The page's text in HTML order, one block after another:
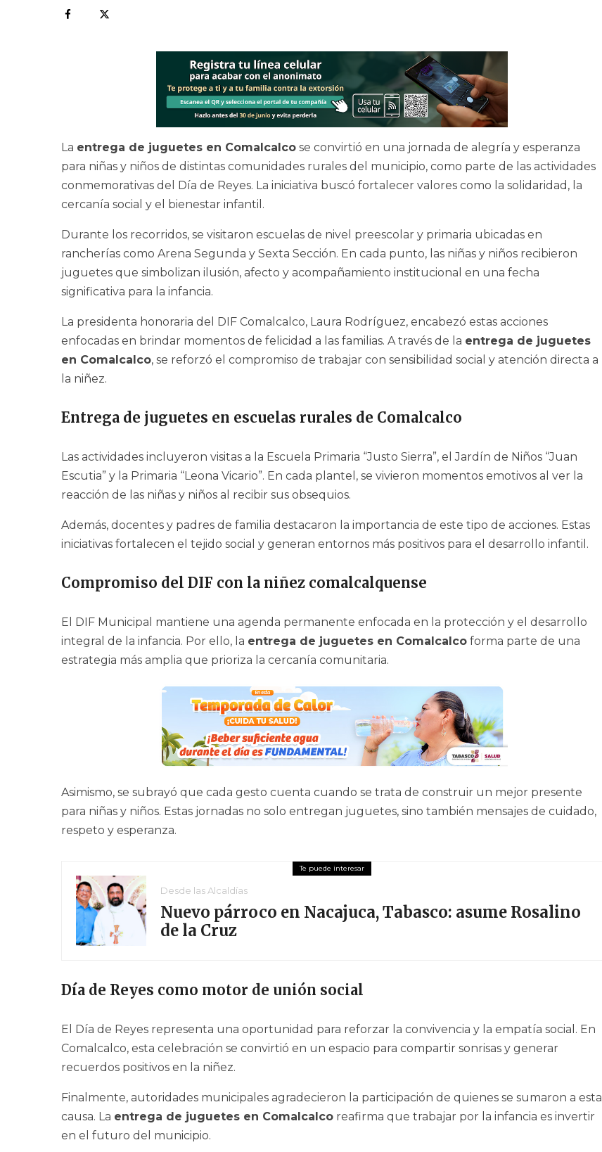
La entrega de juguetes en Comalcalco se convirtió en una jornada de alegría y esperanza
para niñas y niños de distintas comunidades rurales del municipio, como parte de las actividades
conmemorativas del Día de Reyes. La iniciativa buscó fortalecer valores como la solidaridad, la
cercanía social y el bienestar infantil.
Durante los recorridos, se visitaron escuelas de nivel preescolar y primaria ubicadas en
rancherías como Arena Segunda y Sexta Sección. En cada punto, las niñas y niños recibieron
juguetes que simbolizan ilusión, afecto y acompañamiento institucional en una fecha
significativa para la infancia.
La presidenta honoraria del DIF Comalcalco, Laura Rodríguez, encabezó estas acciones
enfocadas en brindar momentos de felicidad a las familias. A través de la entrega de juguetes
en Comalcalco, se reforzó el compromiso de trabajar con sensibilidad social y atención directa a
la niñez.
Entrega de juguetes en escuelas rurales de Comalcalco
Las actividades incluyeron visitas a la Escuela Primaria “Justo Sierra”, el Jardín de Niños “Juan
Escutia” y la Primaria “Leona Vicario”. En cada plantel, se vivieron momentos emotivos al ver la
reacción de las niñas y niños al recibir sus obsequios.
Además, docentes y padres de familia destacaron la importancia de este tipo de acciones. Estas
iniciativas fortalecen el tejido social y generan entornos más positivos para el desarrollo infantil.
Compromiso del DIF con la niñez comalcalquense
El DIF Municipal mantiene una agenda permanente enfocada en la protección y el desarrollo
integral de la infancia. Por ello, la entrega de juguetes en Comalcalco forma parte de una
estrategia más amplia que prioriza la cercanía comunitaria.
Asimismo, se subrayó que cada gesto cuenta cuando se trata de construir un mejor presente
para niñas y niños. Estas jornadas no solo entregan juguetes, sino también mensajes de cuidado,
respeto y esperanza.
Desde las Alcaldías
Nuevo párroco en Nacajuca, Tabasco: asume Rosalino
de la Cruz
Día de Reyes como motor de unión social
El Día de Reyes representa una oportunidad para reforzar la convivencia y la empatía social. En
Comalcalco, esta celebración se convirtió en un espacio para compartir sonrisas y generar
recuerdos positivos en la niñez.
Finalmente, autoridades municipales agradecieron la participación de quienes se sumaron a esta
causa. La entrega de juguetes en Comalcalco reafirma que trabajar por la infancia es invertir
en el futuro del municipio.